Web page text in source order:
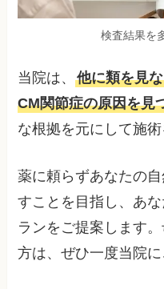
検査結果を
当院は、他に類を見
CM関節症の原因を見
な根拠を元にして施術
薬に頼らずあなたの
すことを目指し、あ
ランをご提案します
方は、ぜひ一度当院に